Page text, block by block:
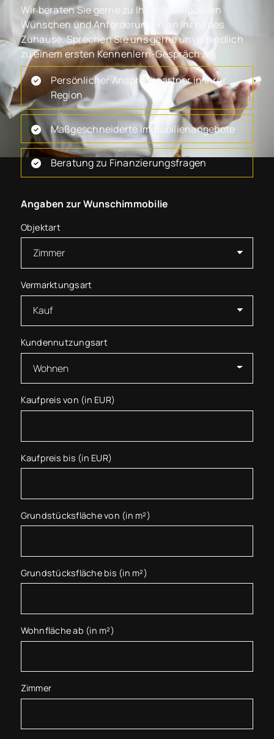
Wir beraten Sie gerne zu Ihren individuellen
Wünschen und Anforderungen an Ihr neues
Zuhause. Sprechen Sie uns gerne unverbindlich
zu einem ersten Kennenlern-Gespräch an.
Persönlicher Ansprechpartner in Ihrer
Region
Maßgeschneiderte Immobilienangebote
Beratung zu Finanzierungsfragen
Angaben zur Wunschimmobilie
Objektart
Vermarktungsart
Kundennutzungsart
Kaufpreis von (in EUR)
Kaufpreis bis (in EUR)
Grundstücksfläche von (in m²)
Grundstücksfläche bis (in m²)
Wohnfläche ab (in m²)
Zimmer